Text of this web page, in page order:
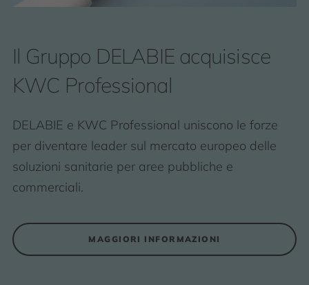
Il Gruppo DELABIE acquisisce
KWC Professional
DELABIE e KWC Professional uniscono le forze
per diventare leader sul mercato europeo delle
soluzioni sanitarie per aree pubbliche e
commerciali.
MAGGIORI INFORMAZIONI